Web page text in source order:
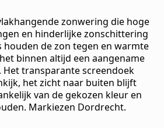
zonwering die hoge
en hinderlijke zonschittering
houden de zon tegen en warmte
binnen altijd een aangename
transparante screendoek
het zicht naar buiten blijft
van de gekozen kleur en
Markiezen Dordrecht.